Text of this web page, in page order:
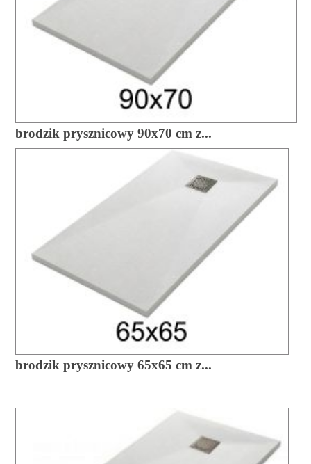
brodzik prysznicowy 90x70 cm z...
brodzik prysznicowy 65x65 cm z...